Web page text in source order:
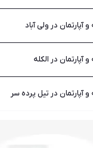
آپارتمان در ولی آباد
آپارتمان در الکله
آپارتمان در تیل پرده سر